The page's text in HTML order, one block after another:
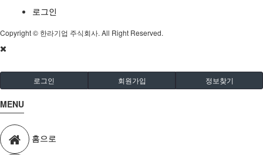
로그인
Copyright © 한라기업 주식회사. All Right Reserved.
로그인 회원가입 정보찾기
MENU
홈으로